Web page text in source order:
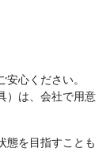
心ください。
）は、会社で用意
態を目指すことも